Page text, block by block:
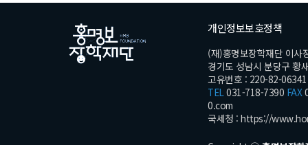
개인정보보호정책
(재)홍명보장학재단 이사
경기도 성남시 분당구 황
고유번호 : 220-82-06341
TEL031-718-7390 FAX
0.com
국세청 : https://